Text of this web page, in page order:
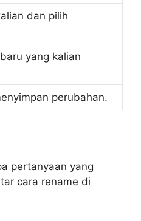
dan pilih
yang kalian
perubahan.
pertanyaan yang
cara rename di